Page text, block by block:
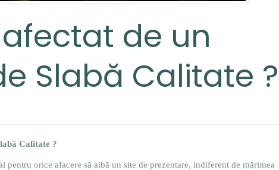
afectat de un
Slabă Calitate ?
Calitate ?
pentru orice afacere să aibă un site de prezentare, indiferent de mărimea